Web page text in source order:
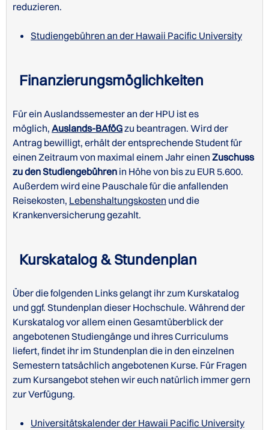
reduzieren.
Studiengebühren an der Hawaii Pacific University
Finanzierungsmöglichkeiten
Für ein Auslandssemester an der HPU ist es
möglich, Auslands-BAföGzu beantragen. Wird der
Antrag bewilligt, erhält der entsprechende Student für
einen Zeitraum von maximal einem Jahr einen Zuschuss
zu den Studiengebühren in Höhe von bis zu EUR 5.600.
Außerdem wird eine Pauschale für die anfallenden
Reisekosten, Lebenshaltungskosten und die
Krankenversicherung gezahlt.
Kurskatalog & Stundenplan
Über die folgenden Links gelangt ihr zum Kurskatalog
und ggf. Stundenplan dieser Hochschule. Während der
Kurskatalog vor allem einen Gesamtüberblick der
angebotenen Studiengänge und ihres Curriculums
liefert, findet ihr im Stundenplan die in den einzelnen
Semestern tatsächlich angebotenen Kurse. Für Fragen
zum Kursangebot stehen wir euch natürlich immer gern
zur Verfügung.
Universitätskalender der Hawaii Pacific University